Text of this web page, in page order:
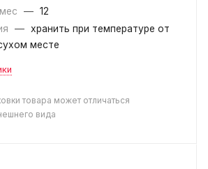
— 12
— хранить при температуре от
месте
товара может отличаться
вида